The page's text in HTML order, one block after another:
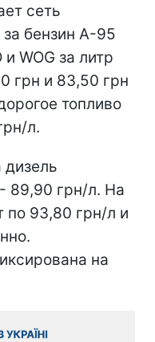
сеть
бензин А-95
WOG за литр
грн и 83,50 грн
топливо
л.
89,90 грн/л. На
по 93,80 грн/л и
на